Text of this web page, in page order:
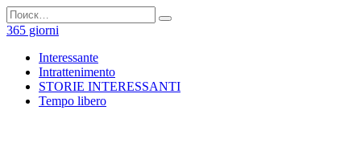
Перейти
к
содержанию
Search
for:
365 giorni
Interessante
Intrattenimento
STORIE INTERESSANTI
Tempo libero